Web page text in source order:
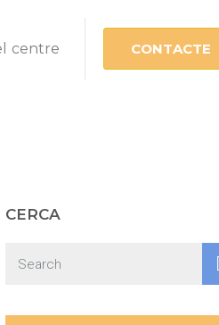
centre CONTACTE
CERCA